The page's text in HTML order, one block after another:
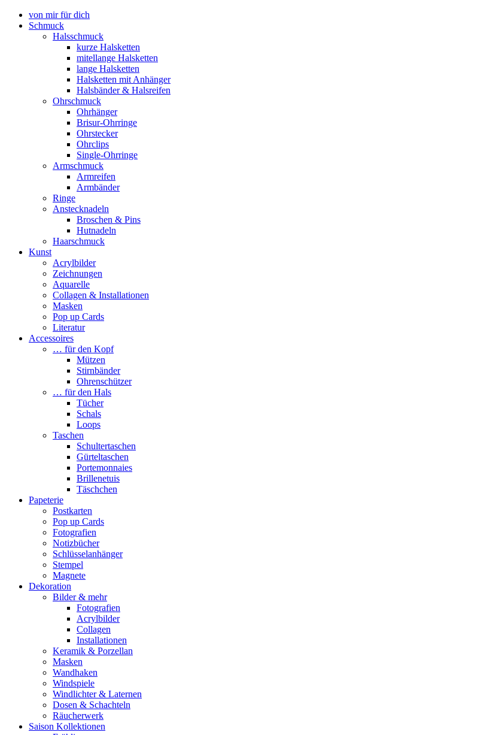
von mir für dich
Schmuck
Halsschmuck
kurze Halsketten
mitellange Halsketten
lange Halsketten
Halsketten mit Anhänger
Halsbänder & Halsreifen
Ohrschmuck
Ohrhänger
Brisur-Ohrringe
Ohrstecker
Ohrclips
Single-Ohrringe
Armschmuck
Armreifen
Armbänder
Ringe
Anstecknadeln
Broschen & Pins
Hutnadeln
Haarschmuck
Kunst
Acrylbilder
Zeichnungen
Aquarelle
Collagen & Installationen
Masken
Pop up Cards
Literatur
Accessoires
… für den Kopf
Mützen
Stirnbänder
Ohrenschützer
… für den Hals
Tücher
Schals
Loops
Taschen
Schultertaschen
Gürteltaschen
Portemonnaies
Brillenetuis
Täschchen
Papeterie
Postkarten
Pop up Cards
Fotografien
Notizbücher
Schlüsselanhänger
Stempel
Magnete
Dekoration
Bilder & mehr
Fotografien
Acrylbilder
Collagen
Installationen
Keramik & Porzellan
Masken
Wandhaken
Windspiele
Windlichter & Laternen
Dosen & Schachteln
Räucherwerk
Saison Kollektionen